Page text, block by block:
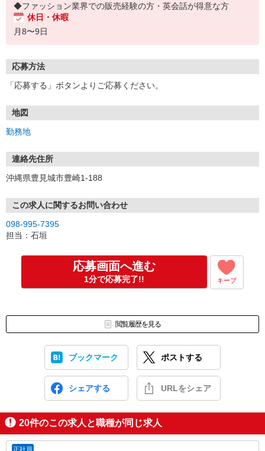
◆ファッション業界での販売経験の方・英会話が得意な方
休日・休暇
月8〜9日
応募方法
「応募する」ボタンよりご応募ください。
地図
勤務地
連絡先住所
沖縄県豊見城市豊崎1-188
この求人に関するお問い合わせ
098-995-7395
担当：石垣
応募画面へ進む
1分で応募完了!! キープ
閲覧履歴を見る
ブックマーク ポストする
シェアする URLをシェア
20件のこの求人と職種が同じ求人
正社員